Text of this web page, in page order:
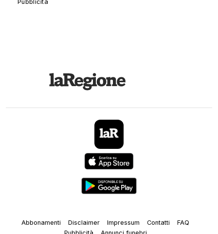
Abbonamenti Disclaimer Impressum Contatti
FAQ